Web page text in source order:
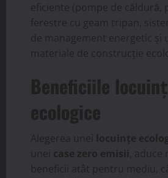
eficiente (pompe de căldură,
ferestre cu geam tripan,
de management energetic și
materiale de construcție
Beneficiile
ecologice
Alegerea unei locuințe
unei case zero emisii, aduce
beneficii atât pentru mediu,